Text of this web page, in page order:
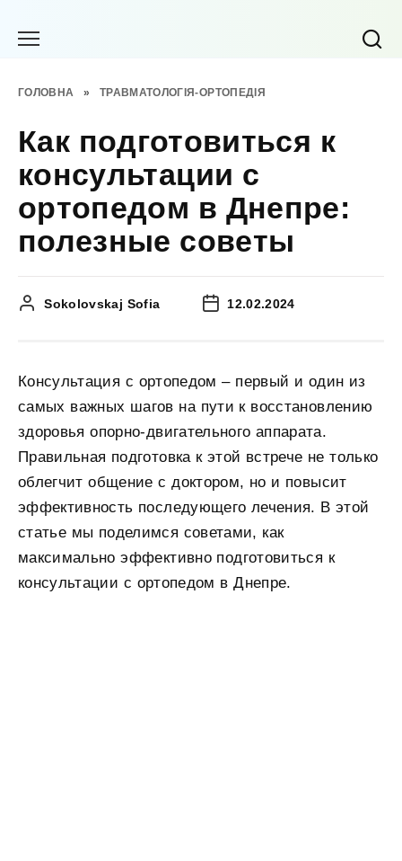
ГОЛОВНА » ТРАВМАТОЛОГІЯ-ОРТОПЕДІЯ
Как подготовиться к
консультации с
ортопедом в Днепре:
полезные советы
Sokolovskaj Sofia 12.02.2024
Консультация с ортопедом – первый и один из
самых важных шагов на пути к восстановлению
здоровья опорно-двигательного аппарата.
Правильная подготовка к этой встрече не только
облегчит общение с доктором, но и повысит
эффективность последующего лечения. В этой
статье мы поделимся советами, как
максимально эффективно подготовиться к
консультации с ортопедом в Днепре.